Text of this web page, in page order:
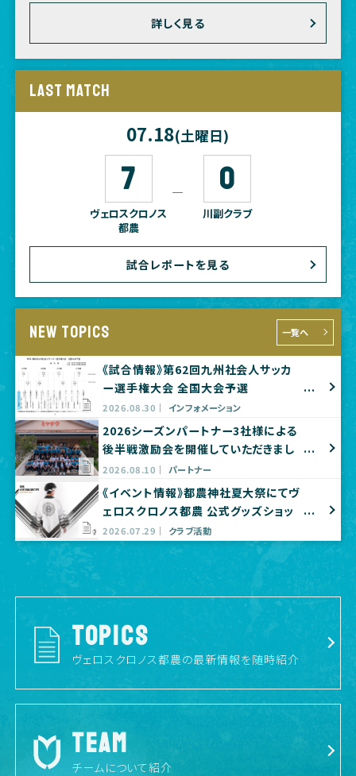
詳しく見る
LAST MATCH
07.18(土曜日)
7
ヴェロスクロノス
都農
― 0
川副クラブ
試合レポートを見る
NEW TOPICS 一覧へ
《試合情報》第62回九州社会人サッカ
ー選手権大会 全国大会予選
2026.08.30 インフォメーション
2026シーズンパートナー3社様による
後半戦激励会を開催していただきまし
た
2026.08.10 パートナー
《イベント情報》都農神社夏大祭にてヴ
ェロスクロノス都農 公式グッズショッ
プ出店のお知らせ
2026.07.29 クラブ活動
TOPICS
ヴェロスクロノス都農の最新情報を随時紹介
TEAM
チームについて紹介